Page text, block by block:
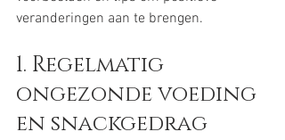
veranderingen aan te brengen.
1. Regelmatig
ongezonde voeding
en snackgedrag